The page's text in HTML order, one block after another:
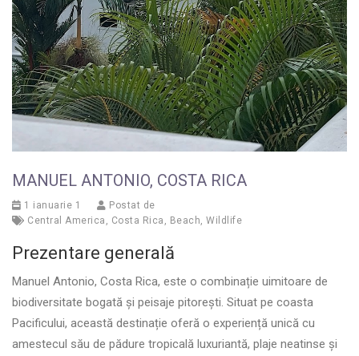
MANUEL ANTONIO, COSTA RICA
1 ianuarie 1
Postat de
Central America , Costa Rica , Beach, Wildlife
Prezentare generală
Manuel Antonio, Costa Rica, este o combinație uimitoare de
biodiversitate bogată și peisaje pitorești. Situat pe coasta
Pacificului, această destinație oferă o experiență unică cu
amestecul său de pădure tropicală luxuriantă, plaje neatinse și